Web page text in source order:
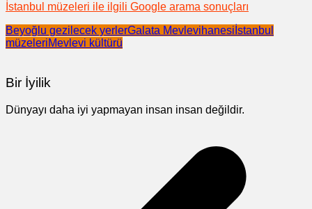
İstanbul müzeleri ile ilgili Google arama sonuçları
Beyoğlu gezilecek yerlerGalata Mevlevihanesi İstanbul
müzeleriMevlevi kültürü
Bir İyilik
Dünyayı daha iyi yapmayan insan insan değildir.